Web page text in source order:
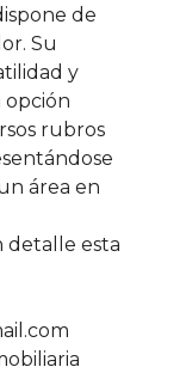
de
Su
y
opción
rubros
área en
detalle esta